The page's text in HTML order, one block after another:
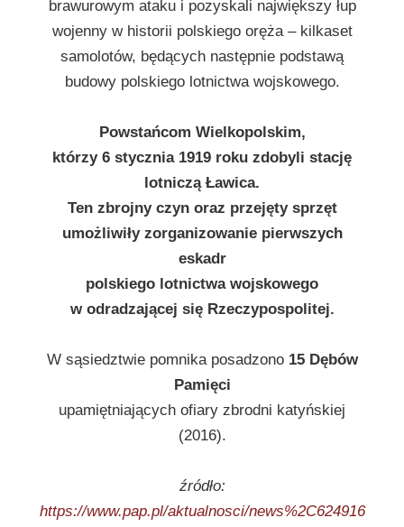
brawurowym ataku i pozyskali największy łup
wojenny w historii polskiego oręża – kilkaset
samolotów, będących następnie podstawą
budowy polskiego lotnictwa wojskowego.
Powstańcom Wielkopolskim,
którzy 6 stycznia 1919 roku zdobyli stację
lotniczą Ławica.
Ten zbrojny czyn oraz przejęty sprzęt
umożliwiły zorganizowanie pierwszych
eskadr
polskiego lotnictwa wojskowego
w odradzającej się Rzeczypospolitej.
W sąsiedztwie pomnika posadzono 15 Dębów
Pamięci
upamiętniających ofiary zbrodni katyńskiej
(2016).
źródło:
https://www.pap.pl/aktualnosci/news%2C624916